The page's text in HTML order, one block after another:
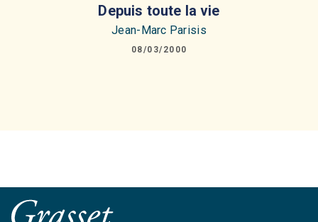
Depuis toute la vie
Jean-Marc Parisis
08/03/2000